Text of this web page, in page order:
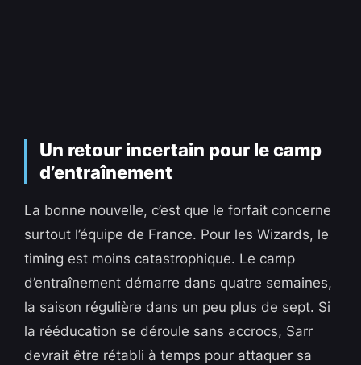
Un retour incertain pour le camp
d’entraînement
La bonne nouvelle, c’est que le forfait concerne
surtout l’équipe de France. Pour les Wizards, le
timing est moins catastrophique. Le camp
d’entraînement démarre dans quatre semaines,
la saison régulière dans un peu plus de sept. Si
la rééducation se déroule sans accrocs, Sarr
devrait être rétabli à temps pour attaquer sa